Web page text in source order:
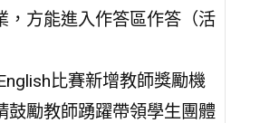
，方能進入作答區作答（活
比賽新增教師獎勵機
鼓勵教師踴躍帶領學生團體